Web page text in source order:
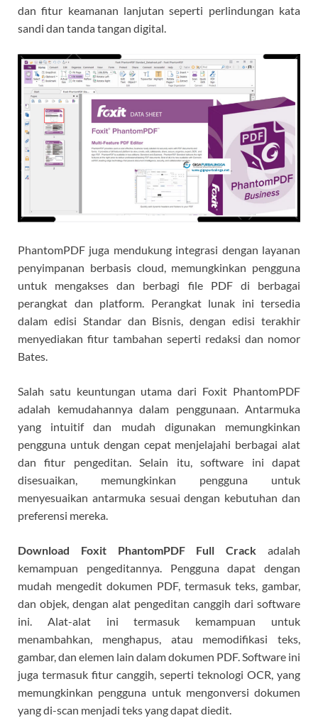
dan fitur keamanan lanjutan seperti perlindungan kata
sandi dan tanda tangan digital.
PhantomPDF juga mendukung integrasi dengan layanan
penyimpanan berbasis cloud, memungkinkan pengguna
untuk mengakses dan berbagi file PDF di berbagai
perangkat dan platform. Perangkat lunak ini tersedia
dalam edisi Standar dan Bisnis, dengan edisi terakhir
menyediakan fitur tambahan seperti redaksi dan nomor
Bates.
Salah satu keuntungan utama dari Foxit PhantomPDF
adalah kemudahannya dalam penggunaan. Antarmuka
yang intuitif dan mudah digunakan memungkinkan
pengguna untuk dengan cepat menjelajahi berbagai alat
dan fitur pengeditan. Selain itu, software ini dapat
disesuaikan, memungkinkan pengguna untuk
menyesuaikan antarmuka sesuai dengan kebutuhan dan
preferensi mereka.
Download Foxit PhantomPDF Full Crack adalah
kemampuan pengeditannya. Pengguna dapat dengan
mudah mengedit dokumen PDF, termasuk teks, gambar,
dan objek, dengan alat pengeditan canggih dari software
ini. Alat-alat ini termasuk kemampuan untuk
menambahkan, menghapus, atau memodifikasi teks,
gambar, dan elemen lain dalam dokumen PDF. Software ini
juga termasuk fitur canggih, seperti teknologi OCR, yang
memungkinkan pengguna untuk mengonversi dokumen
yang di-scan menjadi teks yang dapat diedit.